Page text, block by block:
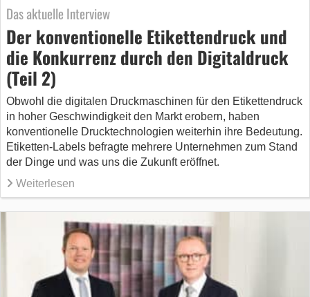
Das aktuelle Interview
Der konventionelle Etikettendruck und
die Konkurrenz durch den Digitaldruck
(Teil 2)
Obwohl die digitalen Druckmaschinen für den Etikettendruck
in hoher Geschwindigkeit den Markt erobern, haben
konventionelle Drucktechnologien weiterhin ihre Bedeutung.
Etiketten-Labels befragte mehrere Unternehmen zum Stand
der Dinge und was uns die Zukunft eröffnet.
Weiterlesen